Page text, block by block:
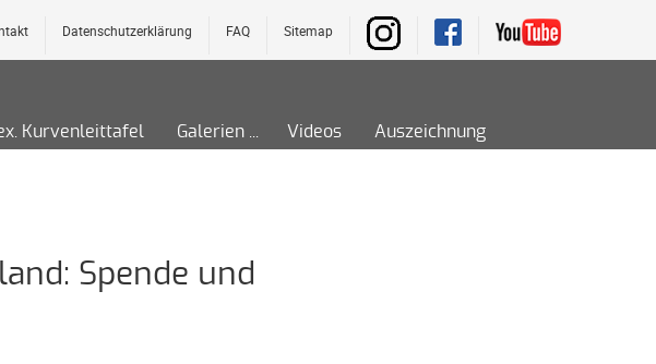
Sitemap
FAQ
Datenschutzerklärung
Kurvenleittafel Galerien Videos Auszeichnung
Spende und